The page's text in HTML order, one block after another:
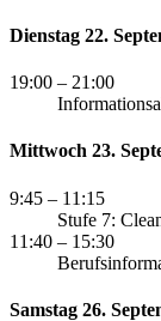
Dienstag 22.
19:00 – 21:00
Mittwoch 23.
9:45 – 11:15
Stufe 7:
11:40 – 15:30
Samstag 26.